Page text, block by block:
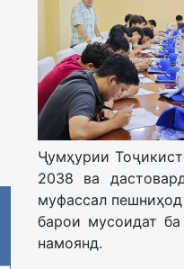
Ҷумҳурии
2038 ва
муфассал
барои мусоидат
намоянд.